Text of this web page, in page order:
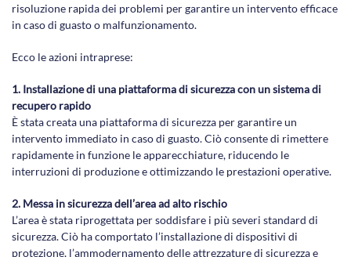
risoluzione rapida dei problemi per garantire un intervento efficace
in caso di guasto o malfunzionamento.
Ecco le azioni intraprese:
1. Installazione di una piattaforma di sicurezza con un sistema di
recupero rapido
È stata creata una piattaforma di sicurezza per garantire un
intervento immediato in caso di guasto. Ciò consente di rimettere
rapidamente in funzione le apparecchiature, riducendo le
interruzioni di produzione e ottimizzando le prestazioni operative.
2. Messa in sicurezza dell’area ad alto rischio
L’area è stata riprogettata per soddisfare i più severi standard di
sicurezza. Ciò ha comportato l’installazione di dispositivi di
protezione, l’ammodernamento delle attrezzature di sicurezza e